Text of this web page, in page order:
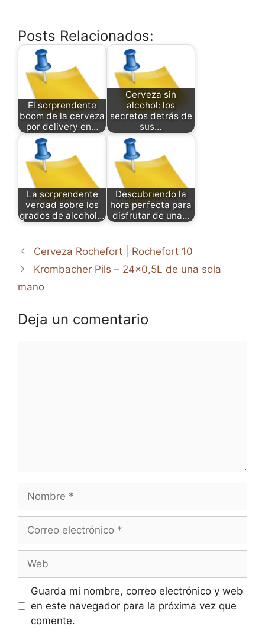
Posts Relacionados:
El sorprendente
boom de la cerveza
por delivery en…
Cerveza sin
alcohol: los
secretos detrás de
sus…
La sorprendente
verdad sobre los
grados de alcohol…
Descubriendo la
hora perfecta para
disfrutar de una…
Cerveza Rochefort | Rochefort 10
Krombacher Pils – 24×0,5L de una sola
mano
Deja un comentario
electrónico
Guarda mi nombre, correo electrónico y web
en este navegador para la próxima vez que
comente.